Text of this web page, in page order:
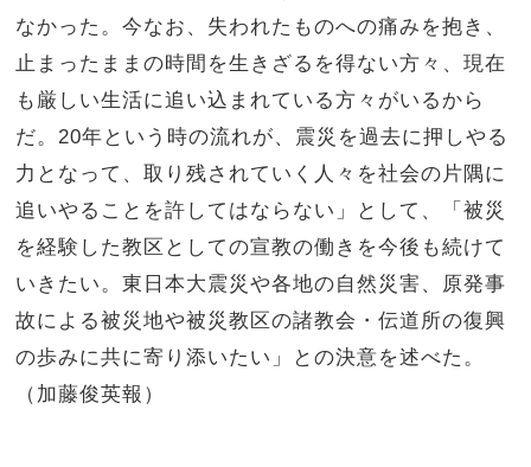
なかった。今なお、失われたものへの痛みを抱き、
止まったままの時間を生きざるを得ない方々、現在
も厳しい生活に追い込まれている方々がいるから
だ。20年という時の流れが、震災を過去に押しやる
力となって、取り残されていく人々を社会の片隅に
追いやることを許してはならない」として、「被災
を経験した教区としての宣教の働きを今後も続けて
いきたい。東日本大震災や各地の自然災害、原発事
故による被災地や被災教区の諸教会・伝道所の復興
の歩みに共に寄り添いたい」との決意を述べた。
（加藤俊英報）